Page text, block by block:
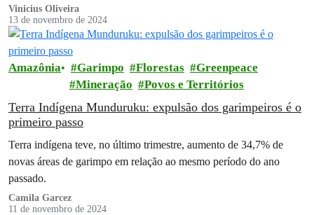
Vinicius Oliveira
13 de novembro de 2024
Amazônia Garimpo Florestas
Greenpeace
Mineração
Povos e Territórios
Terra Indígena Munduruku: expulsão dos garimpeiros é o
primeiro passo
Terra indígena teve, no último trimestre, aumento de 34,7% de
novas áreas de garimpo em relação ao mesmo período do ano
passado.
Camila Garcez
11 de novembro de 2024